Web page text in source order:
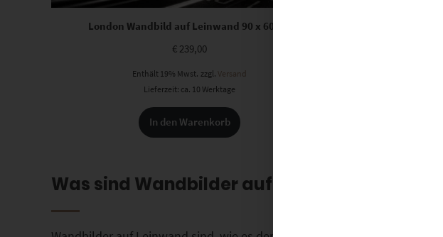
London Wandbild auf Leinwand 90 x 60 cm
€ 239,00
Enthält 19% Mwst. zzgl.Versand
Lieferzeit: ca. 10 Werktage
In den Warenkorb
Was sind Wandbilder auf Leinwand